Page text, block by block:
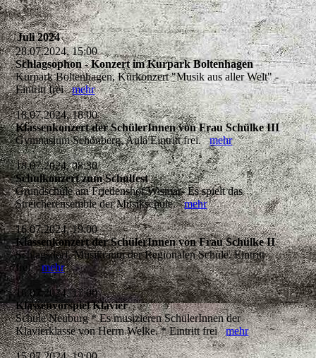
Juli 2024
28.07.2024, 15:00
Schlagsophon - Konzert im Kurpark Boltenhagen
Kurpark Boltenhagen, Kurkonzert "Musik aus aller Welt" -
Eintritt freimehr
18.07.2024, 18:00
Klassenkonzert der SchülerInnen von Frau Schülke III
Gymnasium Schönberg, Aula Eintritt frei.mehr
18.07.2024, 08:30
Schulkonzert zum Schulfest
Grundschule am Friedenshof Wismar- Es spielt das
Streicherensemble der Musikschule.mehr
16.07.2024, 19:00
Klassenkonzert der SchülerInnen von Frau Schülke II
Schlagsdorf, Musikraum der Regionalen Schule. Eintritt
frei.mehr
16.07.2024, 17:00
Klassenvorspiel Klavier
Schule Neuburg * Es musizieren SchülerInnen der
Klavierklasse von Herrn Welke. * Eintritt freimehr